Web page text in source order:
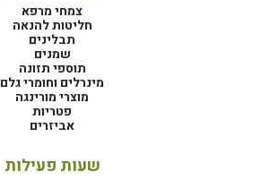
צמחי מרפא
חליטות להנאה
תבלינים
שמנים
תוספי תזונה
מינרלים וחומרי גלם
מוצרי מורינגה
פטריות
אביזרים
שעות פעילות